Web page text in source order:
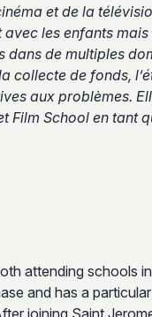
et de la
les enfants
dans de multiples
collecte de fonds,
aux problèmes.
Film School en tant
attending schools
and has a
joining Saint